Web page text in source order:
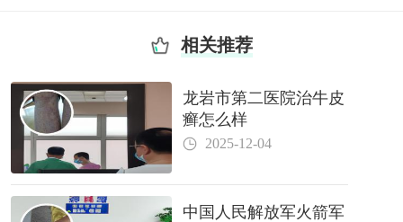
相关推荐
龙岩市第二医院治牛皮
癣怎么样
2025-12-04
中国人民解放军火箭军